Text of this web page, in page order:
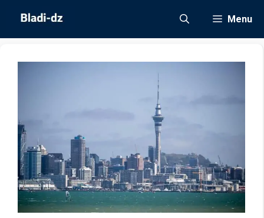
περιεχόμενο
Menu